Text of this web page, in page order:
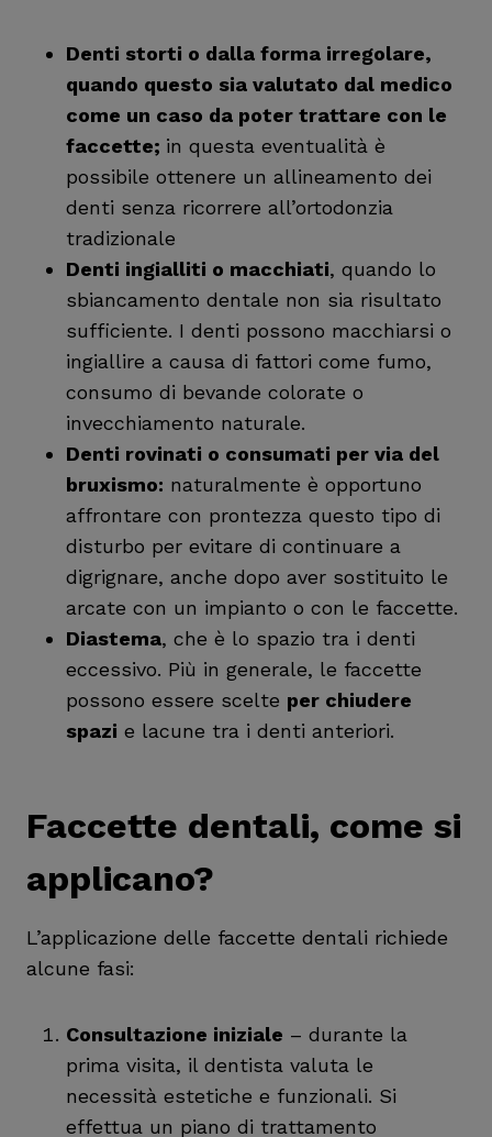
Denti storti o dalla forma irregolare,
quando questo sia valutato dal medico
come un caso da poter trattare con le
faccette; in questa eventualità è
possibile ottenere un allineamento dei
denti senza ricorrere all’ortodonzia
tradizionale
Denti ingialliti o macchiati, quando lo
sbiancamento dentale non sia risultato
sufficiente. I denti possono macchiarsi o
ingiallire a causa di fattori come fumo,
consumo di bevande colorate o
invecchiamento naturale.
Denti rovinati o consumati per via del
bruxismo: naturalmente è opportuno
affrontare con prontezza questo tipo di
disturbo per evitare di continuare a
digrignare, anche dopo aver sostituito le
arcate con un impianto o con le faccette.
Diastema, che è lo spazio tra i denti
eccessivo. Più in generale, le faccette
possono essere scelte per chiudere
spazi e lacune tra i denti anteriori.
Faccette dentali, come si
applicano?
L’applicazione delle faccette dentali richiede
alcune fasi:
Consultazione iniziale – durante la
prima visita, il dentista valuta le
necessità estetiche e funzionali. Si
effettua un piano di trattamento